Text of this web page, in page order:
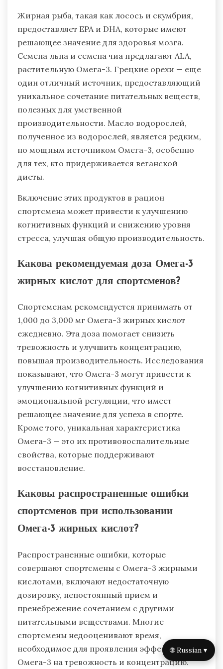
Жирная рыба, такая как лосось и скумбрия,
предоставляет EPA и DHA, которые имеют
решающее значение для здоровья мозга.
Семена льна и семена чиа предлагают ALA,
растительную Омега-3. Грецкие орехи — еще
один отличный источник, предоставляющий
уникальное сочетание питательных веществ,
полезных для умственной
производительности. Масло водорослей,
полученное из водорослей, является редким,
но мощным источником Омега-3, особенно
для тех, кто придерживается веганской
диеты.
Включение этих продуктов в рацион
спортсмена может привести к улучшению
когнитивных функций и снижению уровня
стресса, улучшая общую производительность.
Какова рекомендуемая доза Омега-3
жирных кислот для спортсменов?
Спортсменам рекомендуется принимать от
1,000 до 3,000 мг Омега-3 жирных кислот
ежедневно. Эта доза помогает снизить
тревожность и улучшить концентрацию,
повышая производительность. Исследования
показывают, что Омега-3 могут привести к
улучшению когнитивных функций и
эмоциональной регуляции, что имеет
решающее значение для успеха в спорте.
Кроме того, уникальная характеристика
Омега-3 — это их противовоспалительные
свойства, которые поддерживают
восстановление.
Каковы распространенные ошибки
спортсменов при использовании
Омега-3 жирных кислот?
Распространенные ошибки, которые
совершают спортсмены с Омега-3 жирными
кислотами, включают недостаточную
дозировку, непостоянный прием и
пренебрежение сочетанием с другими
питательными веществами. Многие
спортсмены недооценивают время,
необходимое для проявления эффектов
Омега-3 на тревожность и концентрацию.
🌐 Russian ▾